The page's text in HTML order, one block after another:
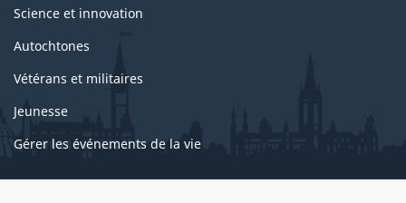
Science et innovation
Autochtones
Vétérans et militaires
Jeunesse
Gérer les événements de la vie